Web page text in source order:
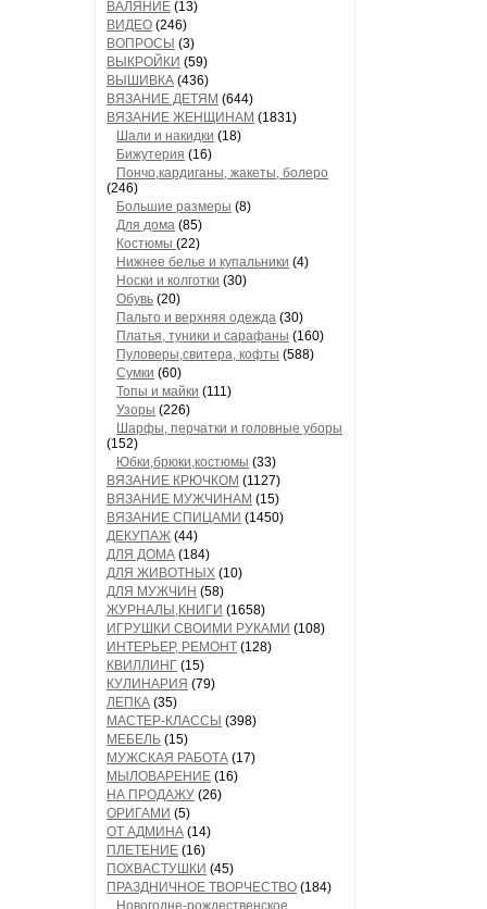
ВАЛЯНИЕ (13)
ВИДЕО (246)
ВОПРОСЫ (3)
ВЫКРОЙКИ (59)
ВЫШИВКА (436)
ВЯЗАНИЕ ДЕТЯМ (644)
ВЯЗАНИЕ ЖЕНЩИНАМ (1831)
Шали и накидки (18)
Бижутерия (16)
Пончо,кардиганы, жакеты, болеро
(246)
Большие размеры (8)
Для дома (85)
Костюмы (22)
Нижнее белье и купальники (4)
Носки и колготки (30)
Обувь (20)
Пальто и верхняя одежда (30)
Платья, туники и сарафаны (160)
Пуловеры,свитера, кофты (588)
Сумки (60)
Топы и майки (111)
Узоры (226)
Шарфы, перчатки и головные уборы
(152)
Юбки,брюки,костюмы (33)
ВЯЗАНИЕ КРЮЧКОМ (1127)
ВЯЗАНИЕ МУЖЧИНАМ (15)
ВЯЗАНИЕ СПИЦАМИ (1450)
ДЕКУПАЖ (44)
ДЛЯ ДОМА (184)
ДЛЯ ЖИВОТНЫХ (10)
ДЛЯ МУЖЧИН (58)
ЖУРНАЛЫ,КНИГИ (1658)
ИГРУШКИ СВОИМИ РУКАМИ (108)
ИНТЕРЬЕР, РЕМОНТ (128)
КВИЛЛИНГ (15)
КУЛИНАРИЯ (79)
ЛЕПКА (35)
МАСТЕР-КЛАССЫ (398)
МЕБЕЛЬ (15)
МУЖСКАЯ РАБОТА (17)
МЫЛОВАРЕНИЕ (16)
НА ПРОДАЖУ (26)
ОРИГАМИ (5)
ОТ АДМИНА (14)
ПЛЕТЕНИЕ (16)
ПОХВАСТУШКИ (45)
ПРАЗДНИЧНОЕ ТВОРЧЕСТВО (184)
Новогодне-рождественское